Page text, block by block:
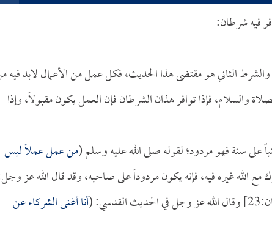
فيه شرطان:
الثاني هو مقتضى هذا الحديث، فكل عمل من الأعمال لابد فيه
والسلام، فإذا توافر هذان الشرطان فإن العمل يكون مقبولاً، وإذا
على سنة فهو مردود؛ لقوله صلى الله عليه وسلم (من عمل عملاً ليس
مع الله غيره فيه، فإنه يكون مردوداً على صاحبه، وقد قال الله عز
(
أنا أغنى الشركاء عن